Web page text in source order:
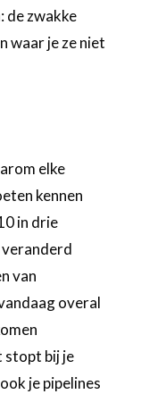
de zwakke
waar je ze niet
elke
kennen
in drie
van
overal
stopt bij je
je pipelines